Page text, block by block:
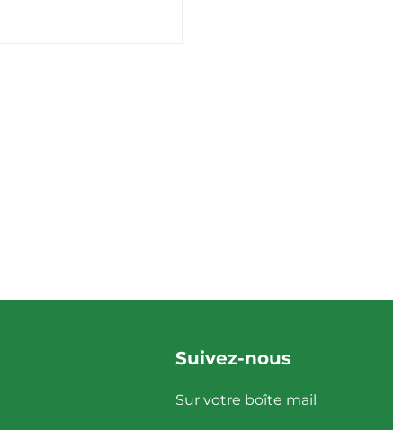
Suivez-nous
Sur votre boîte mail